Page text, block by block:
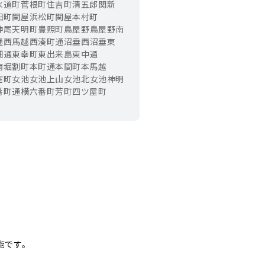
道町菅根町住吉町清五郎関新
町関屋浜松町関屋本村町
尾天明町豊照町鳥屋野鳥屋野南
西馬越西湊町通沼垂西沼垂東
通東幸町東出来島東中通
堀割町本町通本間町本馬越
町女池女池上山女池北女池神明
町通横六番町芳町四ツ屋町
す。